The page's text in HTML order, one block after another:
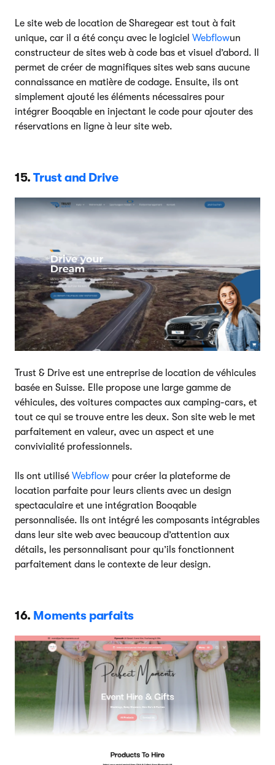
Le site web de location de Sharegear est tout à fait
unique, car il a été conçu avec le logiciel Webflowun
constructeur de sites web à code bas et visuel d’abord. Il
permet de créer de magnifiques sites web sans aucune
connaissance en matière de codage. Ensuite, ils ont
simplement ajouté les éléments nécessaires pour
intégrer Booqable en injectant le code pour ajouter des
réservations en ligne à leur site web.
15.Trust and Drive
Trust & Drive est une entreprise de location de véhicules
basée en Suisse. Elle propose une large gamme de
véhicules, des voitures compactes aux camping-cars, et
tout ce qui se trouve entre les deux. Son site web le met
parfaitement en valeur, avec un aspect et une
convivialité professionnels.
Ils ont utilisé Webflow pour créer la plateforme de
location parfaite pour leurs clients avec un design
spectaculaire et une intégration Booqable
personnalisée. Ils ont intégré les composants intégrables
dans leur site web avec beaucoup d’attention aux
détails, les personnalisant pour qu’ils fonctionnent
parfaitement dans le contexte de leur design.
16. Moments parfaits